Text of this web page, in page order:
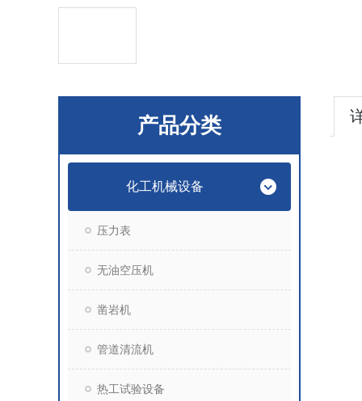
产品分类
化工机械设备
压力表
无油空压机
凿岩机
管道清流机
热工试验设备